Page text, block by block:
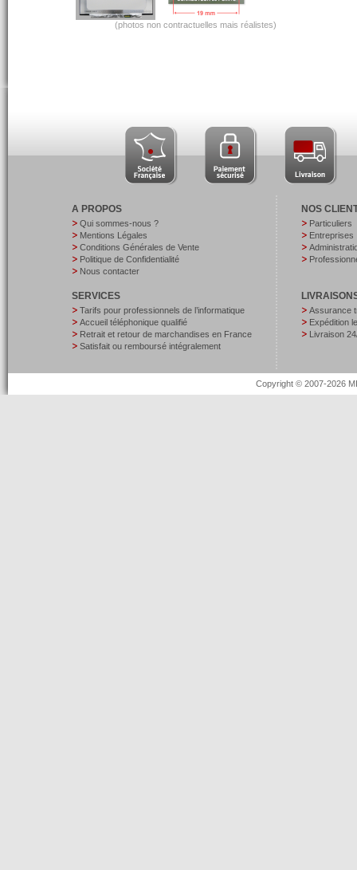
(photos non contractuelles mais réalistes)
A PROPOS
Qui sommes-nous ?
Mentions Légales
Conditions Générales de Vente
Politique de Confidentialité
Nous contacter
SERVICES
Tarifs pour professionnels de l’informatique
Accueil téléphonique qualifié
Retrait et retour de marchandises en France
Satisfait ou remboursé intégralement
NOS
Particuliers
Entreprises
Assurance
Expédition
Livraison
Copyright © 2007-2026